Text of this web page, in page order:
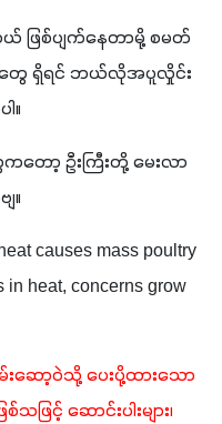
ဖြစ်ပျက်နေတာမို့ စမတ်
တွေ ရှိရင် ဘယ်လိုအပူလှိုင်း
။
တော့ ဦးကြီးတို့ မေးလာ
။
causes mass poultry
in heat, concerns grow
းဆော့ဝဲသို့ ပေးပို့ထားသော
ဖြင့် ဆောင်းပါးများ၊